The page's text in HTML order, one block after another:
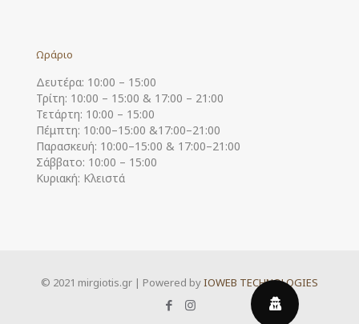
Ωράριο
Δευτέρα: 10:00 – 15:00
Τρίτη: 10:00 – 15:00 & 17:00 – 21:00
Τετάρτη: 10:00 – 15:00
Πέμπτη: 10:00–15:00 &17:00–21:00
Παρασκευή: 10:00–15:00 & 17:00–21:00
Σάββατο: 10:00 – 15:00
Κυριακή: Κλειστά
© 2021 mirgiotis.gr | Powered byIOWEB TECHNOLOGIES